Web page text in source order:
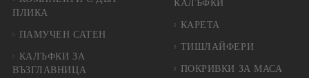
ПЛИКА
ПАМУЧЕН САТЕН
КАЛЪФКИ ЗА
ВЪЗГЛАВНИЦА
КАЛЪФКИ
КАРЕТА
ТИШЛАЙФЕРИ
ПОКРИВКИ ЗА МАСА